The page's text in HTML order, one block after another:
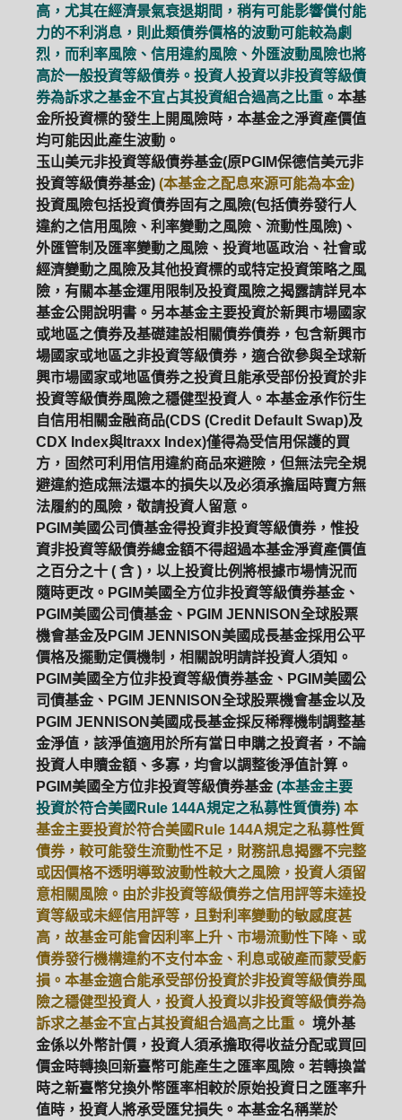
高，尤其在經濟景氣衰退期間，稍有可能影響償付能
力的不利消息，則此類債券價格的波動可能較為劇
烈，而利率風險、信用違約風險、外匯波動風險也將
高於一般投資等級債券。投資人投資以非投資等級債
券為訴求之基金不宜占其投資組合過高之比重。 本基
金所投資標的發生上開風險時，本基金之淨資產價值
均可能因此產生波動。
玉山美元非投資等級債券基金(原PGIM保德信美元非
投資等級債券基金) (本基金之配息來源可能為本金)
投資風險包括投資債券固有之風險(包括債券發行人
違約之信用風險、利率變動之風險、流動性風險)、
外匯管制及匯率變動之風險、投資地區政治、社會或
經濟變動之風險及其他投資標的或特定投資策略之風
險，有關本基金運用限制及投資風險之揭露請詳見本
基金公開說明書。另本基金主要投資於新興市場國家
或地區之債券及基礎建設相關債券債券，包含新興市
場國家或地區之非投資等級債券，適合欲參與全球新
興市場國家或地區債券之投資且能承受部份投資於非
投資等級債券風險之穩健型投資人。本基金承作衍生
自信用相關金融商品(CDS (Credit Default Swap)及
CDX Index與Itraxx Index)僅得為受信用保護的買
方，固然可利用信用違約商品來避險，但無法完全規
避違約造成無法還本的損失以及必須承擔屆時賣方無
法履約的風險，敬請投資人留意。
PGIM美國公司債基金得投資非投資等級債券，惟投
資非投資等級債券總金額不得超過本基金淨資產價值
之百分之十 ( 含 )，以上投資比例將根據市場情況而
隨時更改。PGIM美國全方位非投資等級債券基金、
PGIM美國公司債基金、PGIM JENNISON全球股票
機會基金及PGIM JENNISON美國成長基金採用公平
價格及擺動定價機制，相關說明請詳投資人須知。
PGIM美國全方位非投資等級債券基金、PGIM美國公
司債基金、PGIM JENNISON全球股票機會基金以及
PGIM JENNISON美國成長基金採反稀釋機制調整基
金淨值，該淨值適用於所有當日申購之投資者，不論
投資人申贖金額、多寡，均會以調整後淨值計算。
PGIM美國全方位非投資等級債券基金 (本基金主要
投資於符合美國Rule 144A規定之私募性質債券) 本
基金主要投資於符合美國Rule 144A規定之私募性質
債券，較可能發生流動性不足，財務訊息揭露不完整
或因價格不透明導致波動性較大之風險，投資人須留
意相關風險。由於非投資等級債券之信用評等未達投
資等級或未經信用評等，且對利率變動的敏感度甚
高，故基金可能會因利率上升、市場流動性下降、或
債券發行機構違約不支付本金、利息或破產而蒙受虧
損。本基金適合能承受部份投資於非投資等級債券風
險之穩健型投資人，投資人投資以非投資等級債券為
訴求之基金不宜占其投資組合過高之比重。 境外基
金係以外幣計價，投資人須承擔取得收益分配或買回
價金時轉換回新臺幣可能產生之匯率風險。若轉換當
時之新臺幣兌換外幣匯率相較於原始投資日之匯率升
值時，投資人將承受匯兌損失。本基金名稱業於